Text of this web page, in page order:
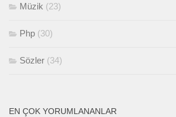
Müzik (23)
Php (30)
Sözler (34)
EN ÇOK YORUMLANANLAR